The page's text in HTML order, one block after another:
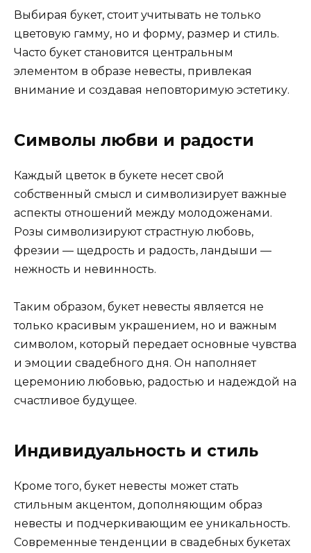
Выбирая букет, стоит учитывать не только
цветовую гамму, но и форму, размер и стиль.
Часто букет становится центральным
элементом в образе невесты, привлекая
внимание и создавая неповторимую эстетику.
Символы любви и радости
Каждый цветок в букете несет свой
собственный смысл и символизирует важные
аспекты отношений между молодоженами.
Розы символизируют страстную любовь,
фрезии — щедрость и радость, ландыши —
нежность и невинность.
Таким образом, букет невесты является не
только красивым украшением, но и важным
символом, который передает основные чувства
и эмоции свадебного дня. Он наполняет
церемонию любовью, радостью и надеждой на
счастливое будущее.
Индивидуальность и стиль
Кроме того, букет невесты может стать
стильным акцентом, дополняющим образ
невесты и подчеркивающим ее уникальность.
Современные тенденции в свадебных букетах